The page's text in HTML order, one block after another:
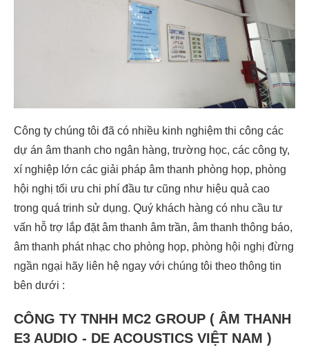
Công ty chúng tôi đã có nhiều kinh nghiệm thi công các
dự án âm thanh cho ngân hàng, trường học, các công ty,
xí nghiệp lớn các giải pháp âm thanh phòng họp, phòng
hội nghị tối ưu chi phí đầu tư cũng như hiệu quả cao
trong quá trinh sử dụng. Quý khách hàng có nhu cầu tư
vấn hỗ trợ lắp đặt âm thanh âm trần, âm thanh thông báo,
âm thanh phát nhạc cho phòng họp, phòng hội nghị đừng
ngần ngại hãy liên hệ ngay với chúng tôi theo thông tin
bên dưới :
CÔNG TY TNHH MC2 GROUP ( ÂM THANH
E3 AUDIO - DE ACOUSTICS VIỆT NAM )